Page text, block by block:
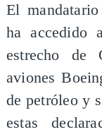
El
ha accedido
estrecho de
aviones
de petróleo y
estas